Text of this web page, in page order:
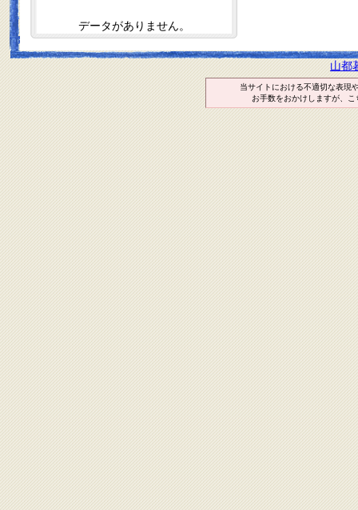
データがありません。
山都
当サイトにおける不適切な表現
お手数をおかけしますが、こ